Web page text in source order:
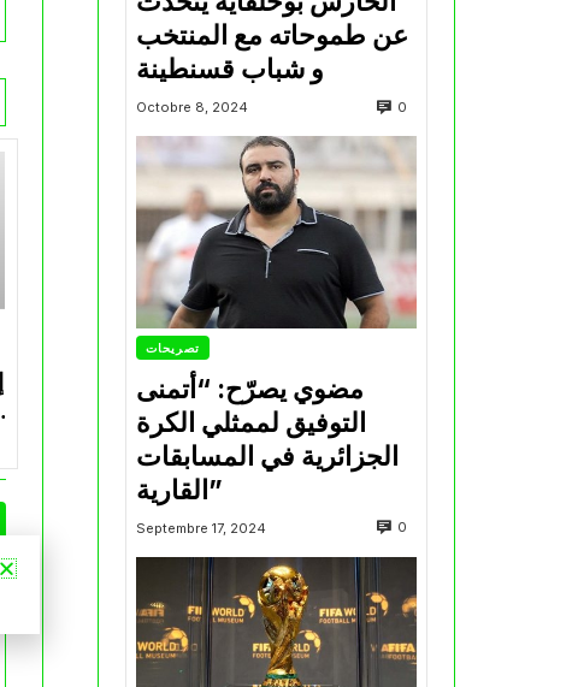
عن طموحاته مع المنتخب
و شباب قسنطينة
Octobre 8, 2024 0
تصريحات
مضوي يصرّح: “أتمنى
التوفيق لممثلي الكرة
الجزائرية في المسابقات
القارية”
Septembre 17, 2024 0